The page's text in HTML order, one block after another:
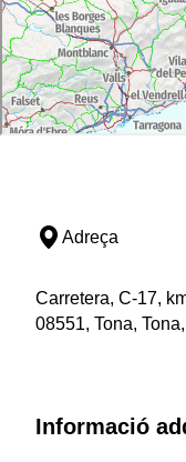
Adreça
Carretera, C-17,
08551, Tona,
Informació